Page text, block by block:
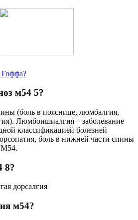
Гоффа?
м54 5?
(боль в пояснице, люмбалгия,
Люмбоишиалгия – заболевание
классификацией болезней
боль в нижней части спины
М54.
8?
дорсалгия
м54?